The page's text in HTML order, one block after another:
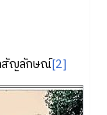
สัญลักษณ์[2]